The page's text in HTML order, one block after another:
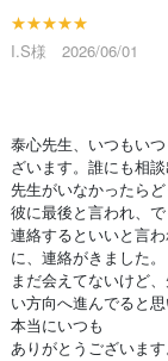
★★★★★
I.S様 2026/06/01
泰心先生、いつもい
ざいます。誰にも相
先生がいなかったら
彼に最後と言われ、
連絡するといいと言
に、連絡がきました。
まだ会えてないけど
い方向へ進んでると
本当にいつも
ありがとうございます